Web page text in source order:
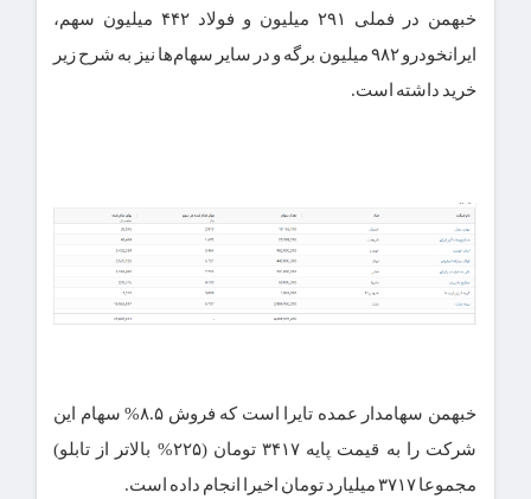
خبهمن در فملی ۲۹۱ میلیون و فولاد ۴۴۲ میلیون سهم،
ایرانخودرو ۹۸۲ میلیون برگه و در سایر سهام‌ها نیز به شرح زیر
خرید داشته است.
خبهمن سهامدار عمده تایرا است که فروش ۸.۵% سهام این
شرکت را به قیمت پایه ۳۴۱۷ تومان (۲۲۵% بالاتر از تابلو)
مجموعا ۳۷۱۷ میلیارد تومان اخیرا انجام داده است.